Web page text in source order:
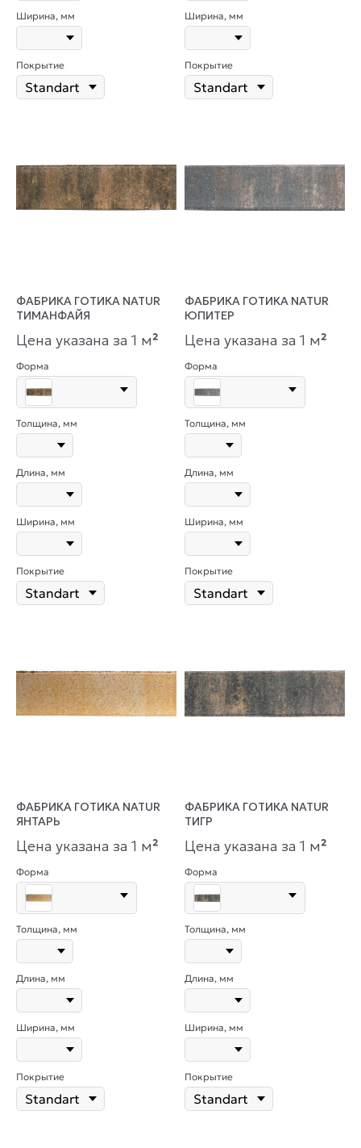
Ширина, мм
Покрытие
Ширина, мм
Покрытие
ФАБРИКА ГОТИКА NATUR
ТИМАНФАЙЯ
Цена указана за 1 м²
Форма
Толщина, мм
Длина, мм
Ширина, мм
Покрытие
ФАБРИКА ГОТИКА NATUR
ЮПИТЕР
Цена указана за 1 м²
Форма
Толщина, мм
Длина, мм
Ширина, мм
Покрытие
ФАБРИКА ГОТИКА NATUR
ЯНТАРЬ
Цена указана за 1 м²
Форма
Толщина, мм
Длина, мм
Ширина, мм
Покрытие
ФАБРИКА ГОТИКА NATUR
ТИГР
Цена указана за 1 м²
Форма
Толщина, мм
Длина, мм
Ширина, мм
Покрытие